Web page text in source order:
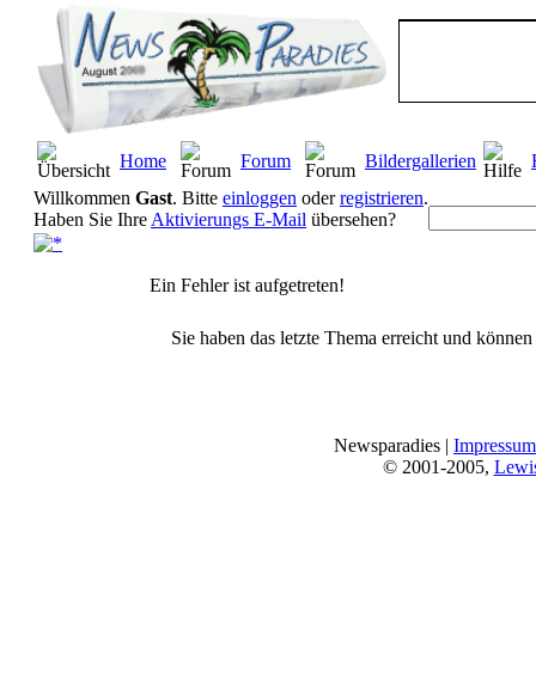
Home Forum Bildergallerien
Willkommen Gast. Bitte einloggen oderregistrieren.
Haben Sie Ihre Aktivierungs E-Mail übersehen?
Ein Fehler ist aufgetreten!
Sie haben das letzte Thema erreicht und
Newsparadies | Impressum
© 2001-2005,